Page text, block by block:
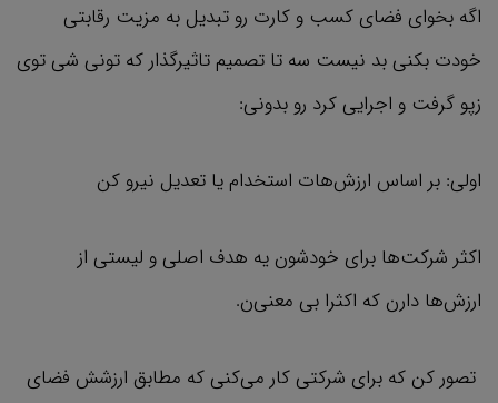
اگه بخوای فضای کسب و کارت رو تبدیل به مزیت رقابتی
خودت بکنی بد نیست سه تا تصمیم تاثیرگذار که تونی شی توی
زپو گرفت و اجرایی کرد رو بدونی:
اولی: بر اساس ارزش‌هات استخدام یا تعدیل نیرو کن
اکثر شرکت‌ها برای خودشون یه هدف اصلی و لیستی از
ارزش‌ها دارن که اکثرا بی معنی‌ن.
تصور کن که برای شرکتی کار می‌کنی که مطابق ارزشش فضای